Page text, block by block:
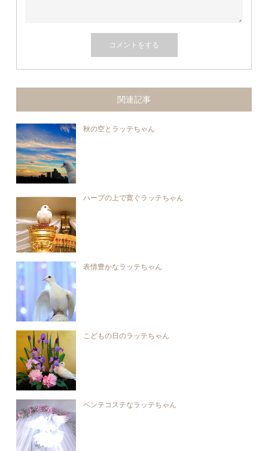
関連記事
秋の空とラッテちゃん
ハープの上で寛ぐラッテちゃん
表情豊かなラッテちゃん
こどもの日のラッテちゃん
ペンテコステなラッテちゃん